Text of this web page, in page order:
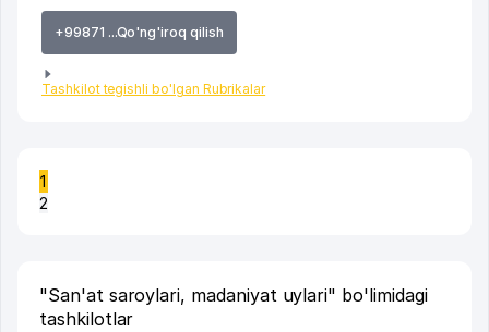
+99871 ...Qo'ng'iroq qilish
Tashkilot tegishli bo'lgan Rubrikalar
1
2
"San'at saroylari, madaniyat uylari" bo'limidagi
tashkilotlar